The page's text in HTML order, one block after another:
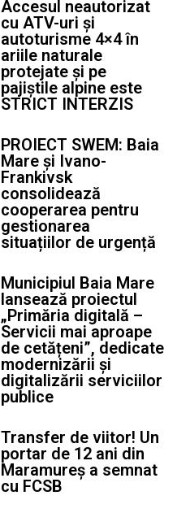
Accesul neautorizat
cu ATV-uri și
autoturisme 4×4 în
ariile naturale
protejate și pe
pajiștile alpine este
STRICT INTERZIS
PROIECT SWEM: Baia
Mare și Ivano-
Frankivsk
consolidează
cooperarea pentru
gestionarea
situațiilor de urgență
Municipiul Baia Mare
lansează proiectul
„Primăria digitală –
Servicii mai aproape
de cetățeni”, dedicate
modernizării și
digitalizării serviciilor
publice
Transfer de viitor! Un
portar de 12 ani din
Maramureș a semnat
cu FCSB